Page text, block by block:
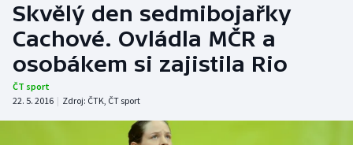
Hokej
Tenis
Atletika
Skvělý den sedmibojařky
Cachové. Ovládla MČR a
osobákem si zajistila Rio
ČT sport
22. 5. 2016 | Zdroj: ČTK, ČT sport